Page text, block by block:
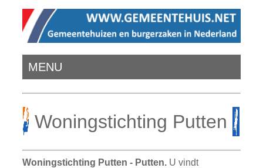
MENU
Woningstichting Putten
Woningstichting Putten - Putten. U vindt